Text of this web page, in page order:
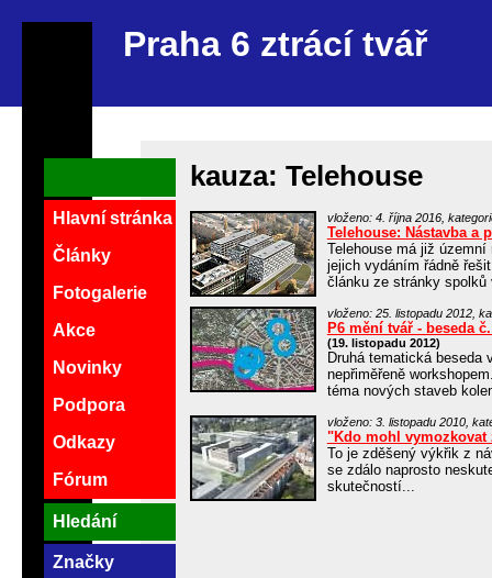
Praha 6 ztrácí tvář
kauza: Telehouse
vloženo: 4. října 2016,
Telehouse: Nástavba a
Telehouse má již
jejich vydáním řádně
článku ze stránky
vloženo: 25. listopadu 2012,
P6 mění tvář - beseda
(19. listopadu 2012)
Druhá tematická beseda
nepřiměřeně
téma nových staveb
vloženo: 3. listopadu 2010,
"Kdo mohl vymozkovat
To je zděšený výkřik z
se zdálo naprosto
skutečností...
Hlavní stránka
Články
Fotogalerie
Akce
Novinky
Podpora
Odkazy
Fórum
Hledání
Značky